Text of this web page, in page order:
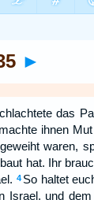
►
das
ihnen
waren,
hat. Ihr
4 So haltet
Israel, und